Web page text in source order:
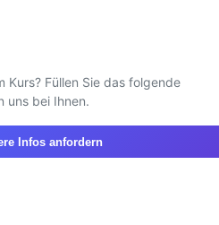
Kurs? Füllen Sie das folgende
uns bei Ihnen.
Infos anfordern